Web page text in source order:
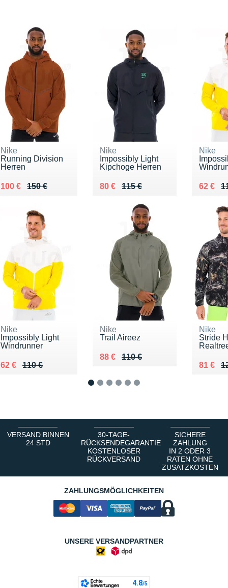
Nike
Running Division
Herren
150 €
Au lieu de 150 €
100 €
Vendu 100 €
Nike
Impossibly Light
Kipchoge Herren
115 €
Au lieu de 115 €
80 €
Vendu 80 €
Nike
Au lieu
62 €
Vendu
Nike
Impossibly Light
Windrunner
110 €
Au lieu de 110 €
62 €
Vendu 62 €
Nike
Trail Aireez
110 €
Au lieu de 110 €
88 €
Vendu 88 €
Nike
Stride
Au lieu
81 €
Vendu
VERSAND BINNEN
24 STD
30-TAGE-
RÜCKSENDEGARANTIE
KOSTENLOSER
RÜCKVERSAND
SICHERE
ZAHLUNG
IN 2 ODER 3
RATEN OHNE
ZUSATZKOSTEN
ZAHLUNGSMÖGLICHKEITEN
UNSERE VERSANDPARTNER